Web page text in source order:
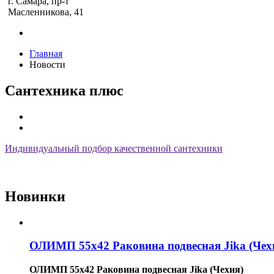
Масленникова, 41
Главная
Новости
Сантехника плюс
Индивидуальный подбор качественной сантехники
Новинки
ОЛИМП 55х42 Раковина подвесная Jika
ОЛИМП 55х42 Раковина подвесная Jika (Чехия)